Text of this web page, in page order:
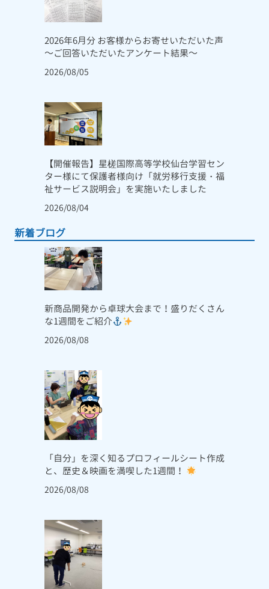
2026年6月分 お客様からお寄せいただいた声
～ご回答いただいたアンケート結果～
2026/08/05
【開催報告】星槎国際高等学校仙台学習セン
ター様にて保護者様向け「就労移行支援・福
祉サービス説明会」を実施いたしました
2026/08/04
新着ブログ
新商品開発から卓球大会まで！盛りだくさん
な1週間をご紹介
2026/08/08
「自分」を深く知るプロフィールシート作成
と、歴史＆映画を満喫した1週間！
2026/08/08